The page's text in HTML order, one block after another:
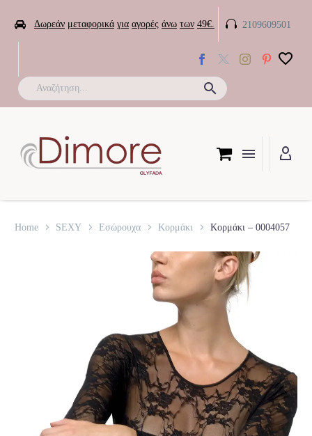
 Δωρεάν μεταφορικά για αγορές άνω των 49€. 
 2109609501
Home SEXY Εσώρουχα Κορμάκι Κορμάκι – 0004057